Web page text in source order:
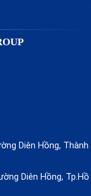
Diên Hồng, Thành
Diên Hồng, Tp.Hồ